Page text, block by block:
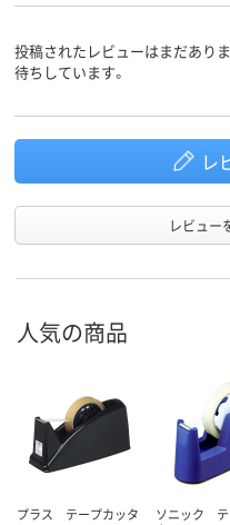
投稿されたレビューはまだあり
待ちしています。
レ
レビュー
人気の商品
プラス テープカッタ
ソニック テ